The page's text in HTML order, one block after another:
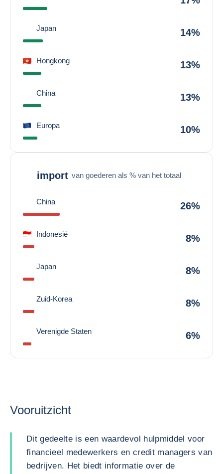
Japan 14%
Hongkong 13%
China 13%
Europa 10%
import van goederen als % van het totaal
China 26%
Indonesië 8%
Japan 8%
Zuid-Korea 8%
Verenigde Staten 6%
Vooruitzicht
Dit gedeelte is een waardevol hulpmiddel voor
financieel medewerkers en credit managers van
bedrijven. Het biedt informatie over de